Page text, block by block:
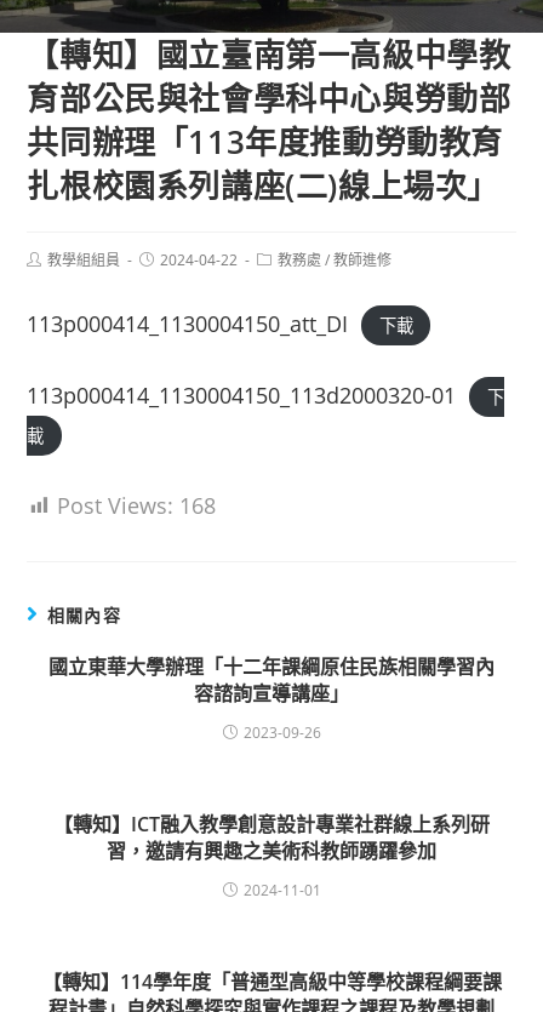
【轉知】國立臺南第一高級中學教
育部公民與社會學科中心與勞動部
共同辦理「113年度推動勞動教育
扎根校園系列講座(二)線上場次」
Post教學組組員
Post2024-04-22
Post教務處 / 教師進修
113p000414_1130004150_att_DI 下載
113p000414_1130004150_113d2000320-01
下
載
Post Views: 168
相關內容
國立東華大學辦理「十二年課綱原住民族相關學習內
容諮詢宣導講座」
2023-09-26
【轉知】ICT融入教學創意設計專業社群線上系列研
習，邀請有興趣之美術科教師踴躍參加
2024-11-01
【轉知】114學年度「普通型高級中等學校課程綱要課